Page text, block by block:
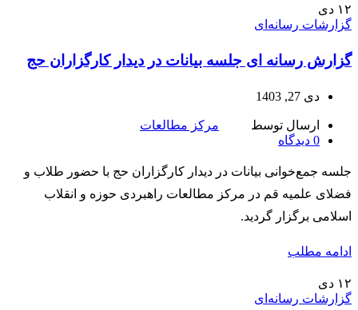
۱۲ دی
گزارشات رسانه‌ای
گزارش رسانه ای جلسه بیانات در دیدار کارگزاران حج
دی 27, 1403
ارسال توسط
مرکز مطالعات
0 دیدگاه
جلسه جمع‌خوانی بیانات در دیدار کارگزاران حج با حضور طلاب و
فضلای علمیه قم در مرکز مطالعات راهبردی حوزه و انقلاب
اسلامی برگزار گردید.
ادامه مطلب
۱۲ دی
گزارشات رسانه‌ای